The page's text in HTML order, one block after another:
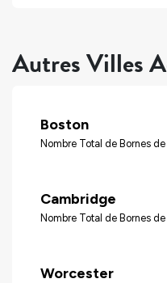
Autres Villes
Boston
Nombre Total de Bornes
Cambridge
Nombre Total de Bornes
Worcester